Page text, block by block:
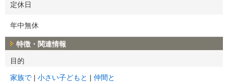
定休日
年中無休
特徴・関連情報
目的
家族で 小さい子どもと 仲間と